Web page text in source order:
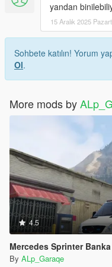
yandan
15 Aralık 2025
Sohbete katılın! Yorum
Ol.
More mods by
4.5
Mercedes Sprinter Banka
By ALp_Garaqe